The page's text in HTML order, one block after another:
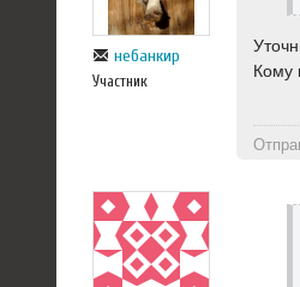
небанкир
Участник
Кому